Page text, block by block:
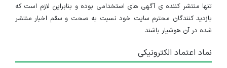
تنها منتشر کننده ی آگهی های استخدامی بوده و بنابراین لازم است که
بازدید کنندگان محترم سایت خود نسبت به صحت و سقم اخبار منتشر
شده در آن هوشیار باشند.
نماد اعتماد الکترونیکی